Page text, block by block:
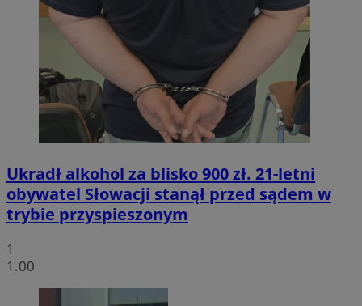
Ukradł alkohol za blisko 900 zł. 21-letni
obywatel Słowacji stanął przed sądem w
trybie przyspieszonym
1
1.00